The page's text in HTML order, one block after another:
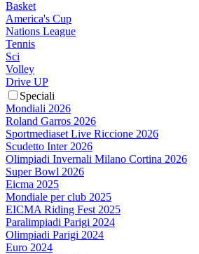
Basket
America's Cup
Nations League
Tennis
Sci
Volley
Drive UP
Speciali
Mondiali 2026
Roland Garros 2026
Sportmediaset Live Riccione 2026
Scudetto Inter 2026
Olimpiadi Invernali Milano Cortina 2026
Super Bowl 2026
Eicma 2025
Mondiale per club 2025
EICMA Riding Fest 2025
Paralimpiadi Parigi 2024
Olimpiadi Parigi 2024
Euro 2024